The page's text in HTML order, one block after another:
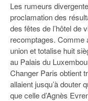
Transport
Marchés publics
91
92
93
94
95
Agenda
Ecouter les
Lire les résumés
Les rumeurs
proclamation des
des fêtes de l’hôtel de
recomptages. Comme
union et totalise huit
au Palais du
Changer Paris obtient
allaient jusqu’à douter
que celle d’Agnès